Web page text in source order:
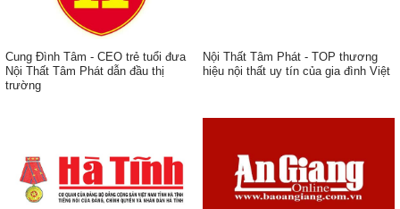
Cung Đình Tâm - CEO trẻ tuổi đưa
Nội Thất Tâm Phát dẫn đầu thị
trường
Nội Thất Tâm Phát - TOP thương
hiệu nội thất uy tín của gia đình Việt